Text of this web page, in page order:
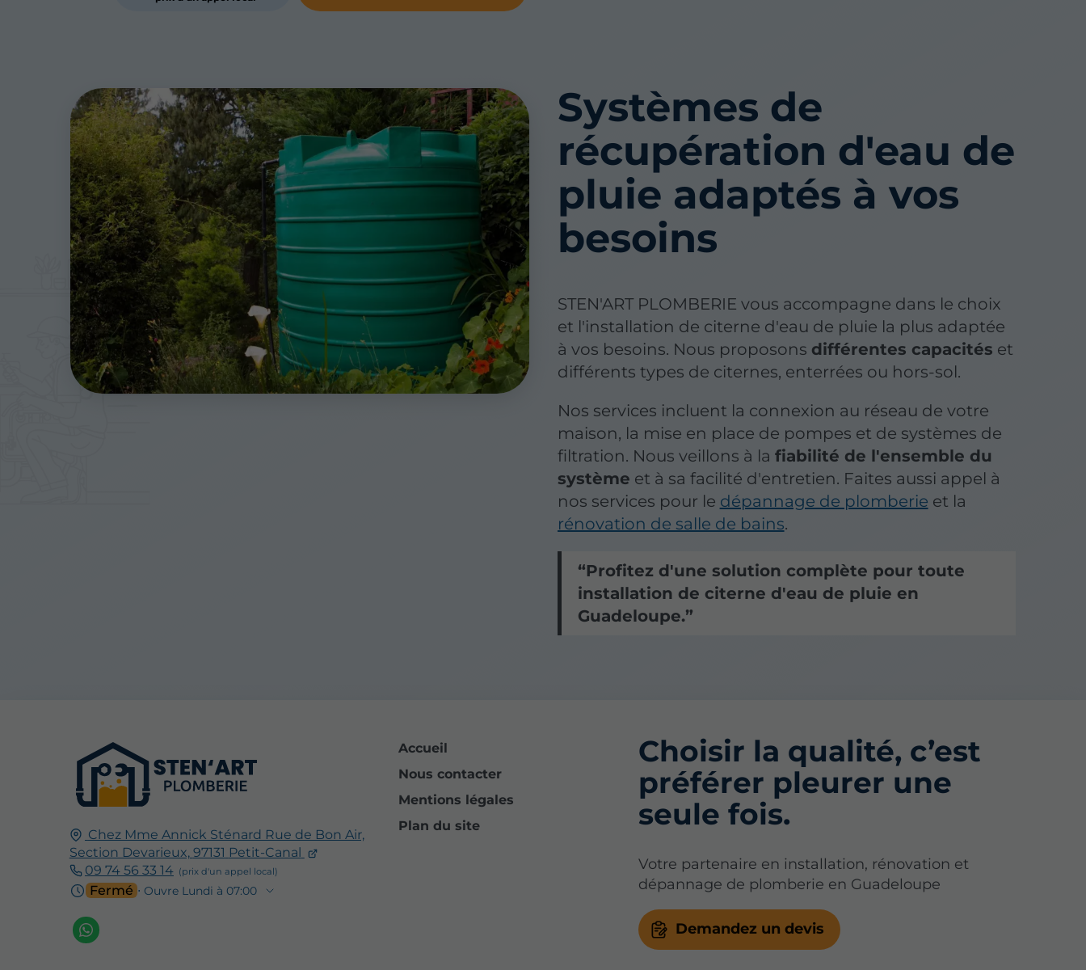
Systèmes de
récupération d'eau de
pluie adaptés à vos
besoins
STEN'ART PLOMBERIE vous accompagne dans le choix
et l'installation de citerne d'eau de pluie la plus adaptée
à vos besoins. Nous proposons différentes capacités et
différents types de citernes, enterrées ou hors-sol.
Nos services incluent la connexion au réseau de votre
maison, la mise en place de pompes et de systèmes de
filtration. Nous veillons à la fiabilité de l'ensemble du
système et à sa facilité d'entretien. Faites aussi appel à
nos services pour le dépannage de plomberie et la
rénovation de salle de bains.
Profitez d'une solution complète pour toute
installation de citerne d'eau de pluie en
Guadeloupe.
Chez Mme Annick Sténard Rue de Bon Air,
Section Devarieux, 97131 Petit-Canal
09 74 56 33 14
Fermé ⋅ Ouvre Lundi à 07:00
Accueil
Nous contacter
Mentions légales
Plan du site
Choisir la qualité, c’est
préférer pleurer une
seule fois.
Votre partenaire en installation, rénovation et
dépannage de plomberie en Guadeloupe
Demandez un devis